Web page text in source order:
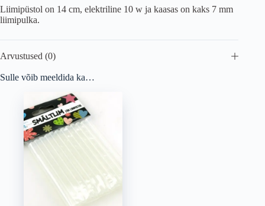
Liimipüstol on 14 cm, elektriline 10 w ja kaasas on kaks 7 mm
liimipulka.
Arvustused (0)
Sulle võib meeldida ka…